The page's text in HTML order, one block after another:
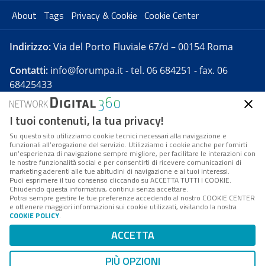
About Tags Privacy & Cookie Cookie Center
Indirizzo:Via del Porto Fluviale 67/d – 00154 Roma
Contatti: info@forumpa.it- tel. 06 684251 - fax. 06
68425433
Forumpa.itè una pubblicazione telematica iscritta
presso Registro della stampa del Tribunale di Roma -
Reg. n. 182 del 2 maggio 2008 - Direttore resp. Michela
Stentella
FPA s.r.l. è società soggetta a Direzione e
Coordinamento da parte di Digital360 S.p.A. - FPA s.r.l.
è un'azienda certificata per il sistema di management
Codice Fiscale/Partita IVA n. 10693191008 - R.E.A. Roma
n. 1249791. ISP AWS
Mappa del sito
I tuoi contenuti, la tua privacy!
Su questo sito utilizziamo cookie tecnici necessari alla navigazione e
funzionali all’erogazione del servizio. Utilizziamo i cookie anche per fornirti
un’esperienza di navigazione sempre migliore, per facilitare le interazioni con
le nostre funzionalità social e per consentirti di ricevere comunicazioni di
marketing aderenti alle tue abitudini di navigazione e ai tuoi interessi.
Puoi esprimere il tuo consenso cliccando su ACCETTA TUTTI I COOKIE.
Chiudendo questa informativa, continui senza accettare.
Potrai sempre gestire le tue preferenze accedendo al nostro COOKIE CENTER
e ottenere maggiori informazioni sui cookie utilizzati, visitando la nostra
COOKIE POLICY.
ACCETTA
PIÙ OPZIONI